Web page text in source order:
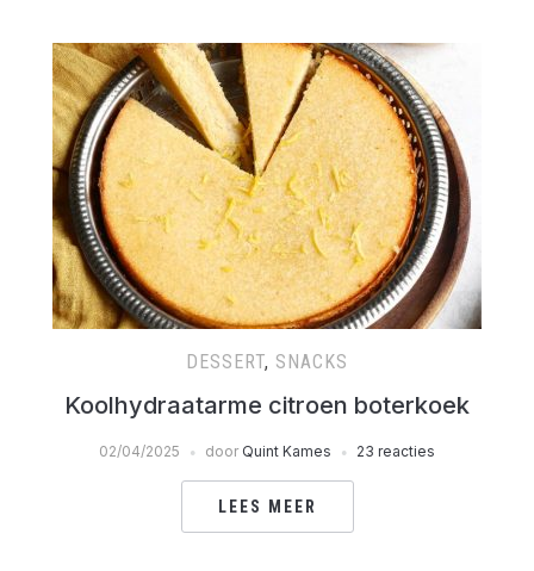
DESSERT, SNACKS
Koolhydraatarme citroen boterkoek
02/04/2025 door Quint Kames 23 reacties
LEES MEER